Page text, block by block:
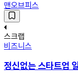
맨오브피스
스크랩
비즈니스
정신없는 스타트업